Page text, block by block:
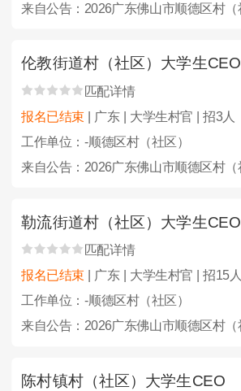
伦教街道村（社区）大学生CEO
匹配详情
报名已结束
| 广东 | 大学生村官 | 招3人
工作单位：-顺德区村（社区）
勒流街道村（社区）大学生CEO
匹配详情
报名已结束
| 广东 | 大学生村官 | 招15人
工作单位：-顺德区村（社区）
陈村镇村（社区）大学生CEO